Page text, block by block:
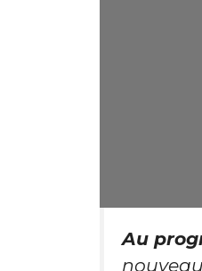
Au